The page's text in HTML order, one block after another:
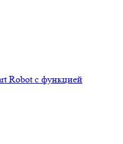
Robot с функцией